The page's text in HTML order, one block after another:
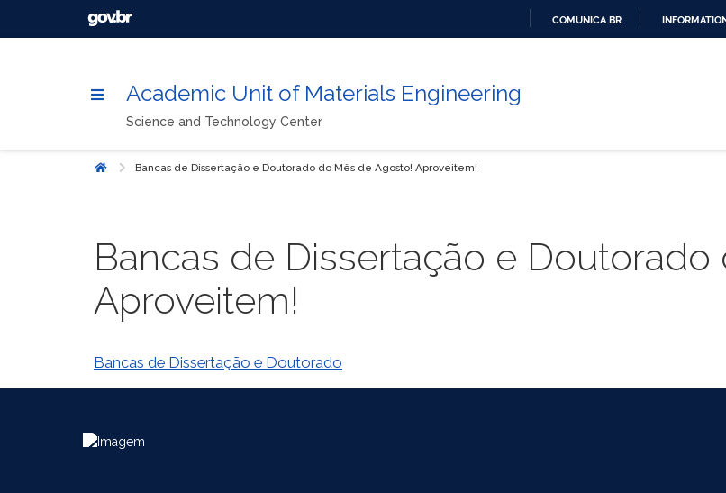
COMUNICA BR
Academic Unit of Materials Engineering
Science and Technology Center
Home Bancas de Dissertação e Doutorado do Mês de Agosto! Aproveitem!
Bancas de Dissertação e
Aproveitem!
Bancas de Dissertação e Doutorado